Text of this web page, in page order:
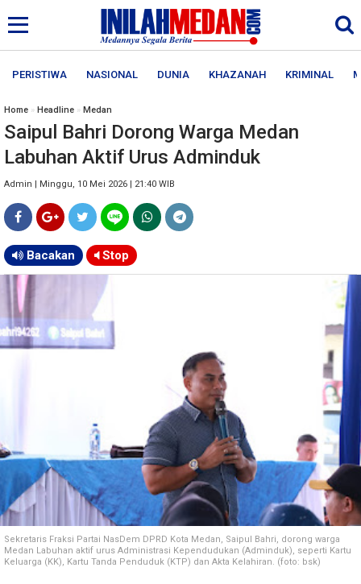
PERISTIWA NASIONAL DUNIA KHAZANAH KRIMINAL
Home » Headline » Medan
Saipul Bahri Dorong Warga Medan
Labuhan Aktif Urus Adminduk
Admin | Minggu, 10 Mei 2026 | 21:40 WIB
Bacakan Stop
Sekretaris Fraksi Partai NasDem DPRD Kota Medan, Saipul Bahri, dorong warga
Medan Labuhan aktif urus Administrasi Kependudukan (Adminduk), seperti Kartu
Keluarga (KK), Kartu Tanda Penduduk (KTP) dan Akta Kelahiran. (foto: bsk)